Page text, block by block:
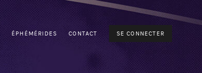
ÉPHÉMÉRIDES CONTACT SE CONNECTER